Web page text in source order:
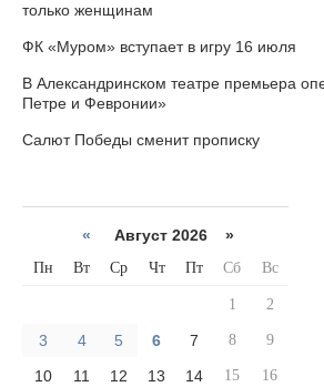
только женщинам
ФК «Муром» вступает в игру 16 июля
В Александринском театре премьера
Петре и Февронии»
Салют Победы сменит прописку
« Август 2026 »
Пн Вт Ср Чт Пт Сб Вс
1 2
3 4 5 6 7 8 9
10 11 12 13 14 15 16